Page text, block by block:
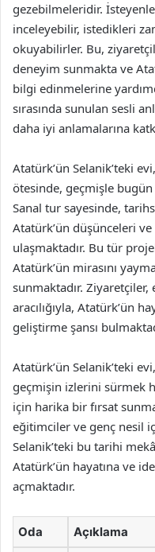
gezebilmeleridir.
inceleyebilir, istedikleri
okuyabilirler. Bu,
deneyim sunmakta ve
bilgi edinmelerine
sırasında sunulan sesli
daha iyi anlamalarına
Atatürk’ün Selanik’teki
ötesinde, geçmişle
Sanal tur sayesinde,
Atatürk’ün düşünceleri
ulaşmaktadır. Bu tür
Atatürk’ün mirasını
sunmaktadır.
aracılığıyla, Atatürk’ün
geliştirme şansı
Atatürk’ün Selanik’teki
geçmişin izlerini sürmek
için harika bir fırsat
eğitimciler ve genç nesil
Selanik’teki bu tarihi
Atatürk’ün hayatına ve
açmaktadır.
Oda Açıklama